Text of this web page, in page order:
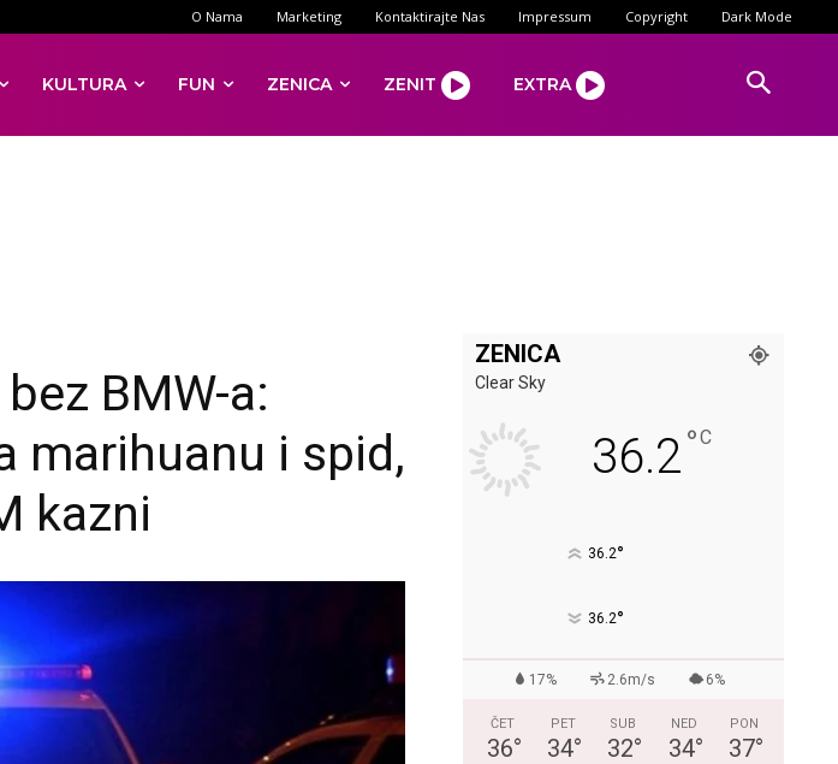
O Nama Marketing Kontaktirajte Nas Impressum Copyright Dark Mode
KULTURA FUN ZENICA ZENIT EXTRA
BMW-a:
marihuanu i spid,
kazni
ZENICA
Clear Sky
36.2°C
36.2°
36.2°
17% 2.6m/s 6%
ČET
36°
PET
34°
SUB
32°
NED
34°
PON
37°